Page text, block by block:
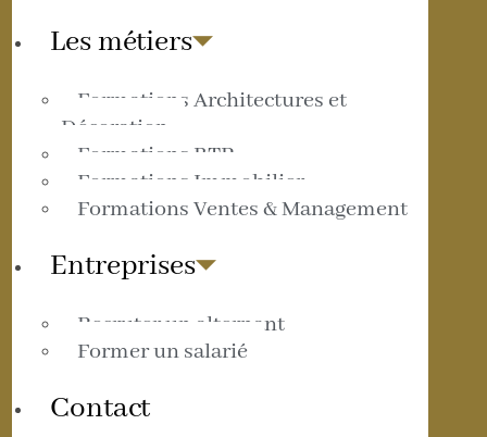
Les métiers
Formations Architectures et
Décoration
Formations BTP
Formations Immobilier
Formations Ventes & Management
Entreprises
Recruter un alternant
Former un salarié
Contact